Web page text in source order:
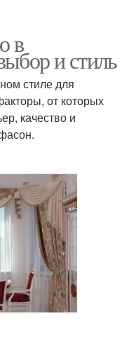
в
и стиль
стиле для
от которых
качество и